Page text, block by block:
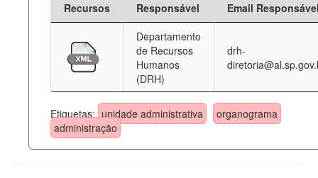
Recursos Responsável
Email
Departamento
de Recursos
Humanos
(DRH)
drh-
Etiquetas: unidade administrativa
organograma
administração